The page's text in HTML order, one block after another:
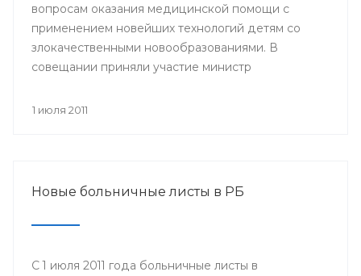
вопросам оказания медицинской помощи с
применением новейших технологий детям со
злокачественными новообразованиями. В
совещании приняли участие министр
охраны здоровья материнства и детства
1 июля 2011
Новые больничные листы в РБ
С 1 июля 2011 года больничные листы в